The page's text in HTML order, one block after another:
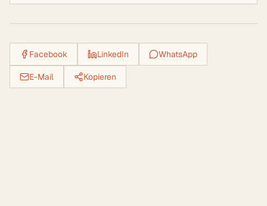
Facebook LinkedIn WhatsApp
E-Mail Kopieren